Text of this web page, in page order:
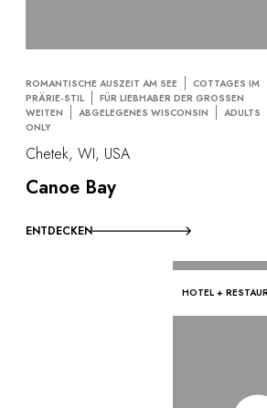
ROMANTISCHE AUSZEIT AM SEE
COTTAGES IM
PRÄRIE-STIL
FÜR LIEBHABER DER GROSSEN W
EITEN
ABGELEGENES WISCONSIN
ADULTS
ONLY
Chetek, WI, USA
Canoe Bay
ENTDECKEN
HOTEL +